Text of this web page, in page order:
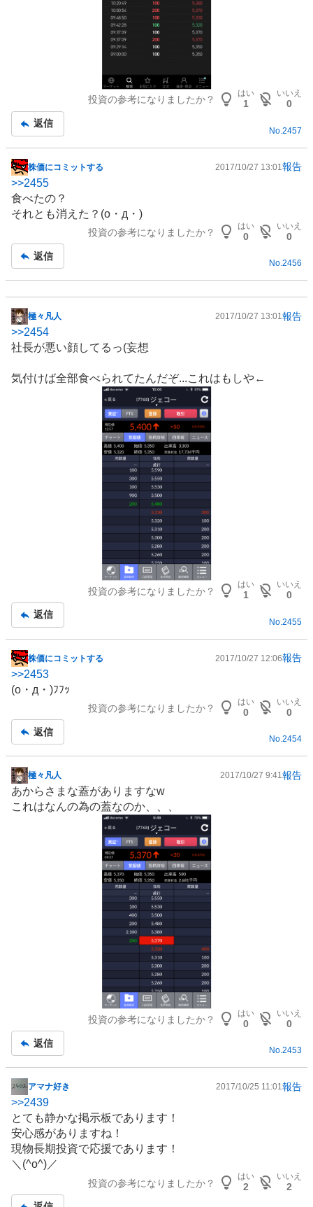
投資の参考になりましたか？
はい
1
いいえ
0
返信
No. 2457
掲
示
板
記
株価にコミットする 2017/10/27 13:01 報告
>>2455
食べたの？
それとも消えた？(o・д・)
投資の参考になりましたか？
はい
0
いいえ
0
返信
No.2456
掲
示
板
事
極々凡人 2017/10/27 13:01報告
>>2454
社長が悪い顔してるっ(妄想
気付けば全部食べられてたんだぞ...これはもしや←
投資の参考になりましたか？
はい
1
いいえ
0
返信
No.2455
掲
示
板
株価にコミットする 2017/10/27 12:06報告
>>2453
(o・д・)ﾌﾌｯ
投資の参考になりましたか？
はい
0
いいえ
0
返信
No.2454
掲
示
板
極々凡人 2017/10/27 9:41報告
あからさまな蓋がありますなw
これはなんの為の蓋なのか、、、
投資の参考になりましたか？
はい
0
いいえ
0
返信
No.2453
掲
示
板
記
事
アマナ好き 2017/10/25 11:01報告
>>2439
とても静かな掲示板であります！
安心感がありますね！
現物長期投資で応援であります！
＼(^o^)／
投資の参考になりましたか？
はい
2
いいえ
2